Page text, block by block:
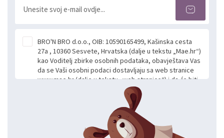
BRO'N BRO d.o.o., OIB: 10590165499, Kašinska cesta
27a , 10360 Sesvete, Hrvatska (dalje u tekstu „Mae.hr“)
kao Voditelj zbirke osobnih podataka, obavještava Vas
da se Vaši osobni podaci dostavljaju sa web stranice
www.mae.hr (dalje u tekstu „web stranice“) i da će biti
obrađeni. Prihvaćanjem ove Izjave smatra se da
slobodno i izričito dajete privolu za prikupljanje i daljnju
obradu Vaših osobnih podataka koje ustupate Mae.hr
putem ovih web stranica u svrhu odgovora i daljnje
komunikacije na Vaš upit poslan kroz kontakt obrazac.